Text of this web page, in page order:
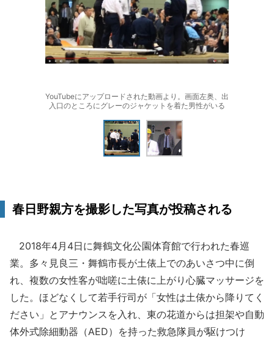
YouTubeにアップロードされた動画より。画面左奥、出
入口のところにグレーのジャケットを着た男性がいる
春日野親方を撮影した写真が投稿される
2018年4月4日に舞鶴文化公園体育館で行われた春巡
業。多々見良三・舞鶴市長が土俵上でのあいさつ中に倒
れ、複数の女性客が咄嗟に土俵に上がり心臓マッサージを
した。ほどなくして若手行司が「女性は土俵から降りてく
ださい」とアナウンスを入れ、東の花道からは担架や自動
体外式除細動器（AED）を持った救急隊員が駆けつけ